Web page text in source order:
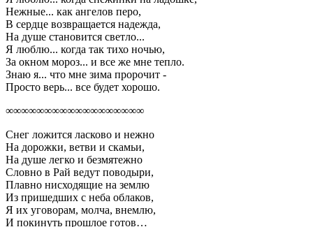
Нежные... как ангелов перо,
В сердце возвращается надежда,
На душе становится светло...
Я люблю... когда так тихо ночью,
За окном мороз... и все же мне тепло.
Знаю я... что мне зима пророчит -
Просто верь... все будет хорошо.
∞∞∞∞∞∞∞∞∞∞∞∞∞∞∞∞∞∞
Снег ложится ласково и нежно
На дорожки, ветви и скамьи,
На душе легко и безмятежно
Словно в Рай ведут поводыри,
Плавно нисходящие на землю
Из пришедших с неба облаков,
Я их уговорам, молча, внемлю,
И покинуть прошлое готов…